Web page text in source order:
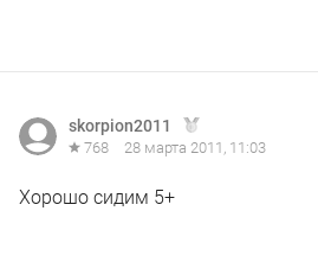
skorpion2011
768 28 марта 2011, 11:03
Хорошо сидим 5+